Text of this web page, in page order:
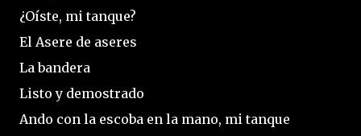
¿Oíste, mi tanque?
El Asere de aseres
La bandera
Listo y demostrado
Ando con la escoba en la mano, mi tanque